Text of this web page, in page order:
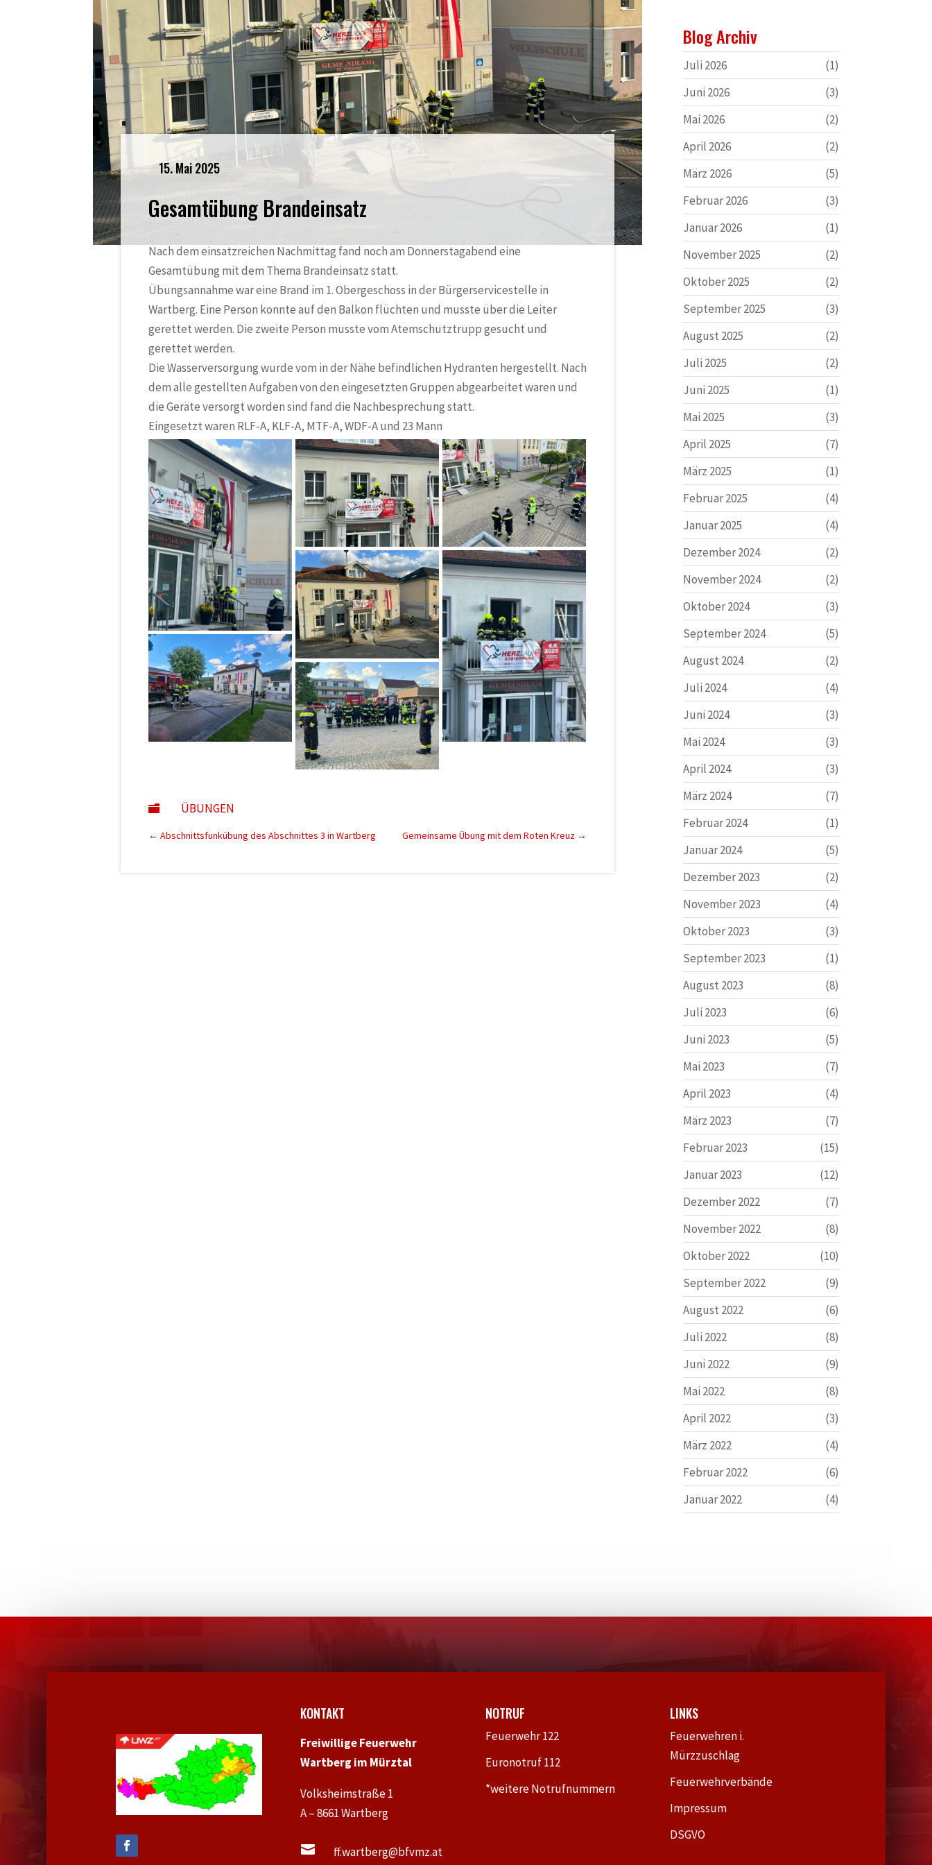
15. Mai 2025
Gesamtübung Brandeinsatz
Nach dem einsatzreichen Nachmittag fand noch am Donnerstagabend eine
Gesamtübung mit dem Thema Brandeinsatz statt.
Übungsannahme war eine Brand im 1. Obergeschoss in der Bürgerservicestelle in
Wartberg. Eine Person konnte auf den Balkon flüchten und musste über die Leiter
gerettet werden. Die zweite Person musste vom Atemschutztrupp gesucht und
gerettet werden.
Die Wasserversorgung wurde vom in der Nähe befindlichen Hydranten hergestellt. Nach
dem alle gestellten Aufgaben von den eingesetzten Gruppen abgearbeitet waren und
die Geräte versorgt worden sind fand die Nachbesprechung statt.
Eingesetzt waren RLF-A, KLF-A, MTF-A, WDF-A und 23 Mann
 ÜBUNGEN
← Abschnittsfunkübung des Abschnittes 3 in Wartberg Gemeinsame Übung mit dem Roten Kreuz →
Blog Archiv
Juli 2026
(1)
Juni 2026
(3)
Mai 2026
(2)
April 2026
(2)
März 2026
(5)
Februar 2026
(3)
Januar 2026
(1)
November 2025
(2)
Oktober 2025
(2)
September 2025
(3)
August 2025
(2)
Juli 2025
(2)
Juni 2025
(1)
Mai 2025
(3)
April 2025
(7)
März 2025
(1)
Februar 2025
(4)
Januar 2025
(4)
Dezember 2024
(2)
November 2024
(2)
Oktober 2024
(3)
September 2024
(5)
August 2024
(2)
Juli 2024
(4)
Juni 2024
(3)
Mai 2024
(3)
April 2024
(3)
März 2024
(7)
Februar 2024
(1)
Januar 2024
(5)
Dezember 2023
(2)
November 2023
(4)
Oktober 2023
(3)
September 2023
(1)
August 2023
(8)
Juli 2023
(6)
Juni 2023
(5)
Mai 2023
(7)
April 2023
(4)
März 2023
(7)
Februar 2023
(15)
Januar 2023
(12)
Dezember 2022
(7)
November 2022
(8)
Oktober 2022
(10)
September 2022
(9)
August 2022
(6)
Juli 2022
(8)
Juni 2022
(9)
Mai 2022
(8)
April 2022
(3)
März 2022
(4)
Februar 2022
(6)
Januar 2022
(4)
KONTAKT
Freiwillige Feuerwehr
Wartberg im Mürztal
Volksheimstraße 1
A – 8661 Wartberg
 ff.wartberg@bfvmz.at
NOTRUF
Feuerwehr 122
Euronotruf 112
*weitere Notrufnummern
LINKS
Feuerwehren i.
Mürzzuschlag
Feuerwehrverbände
Impressum
DSGVO